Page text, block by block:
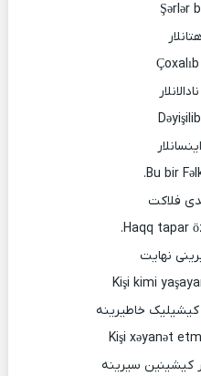
Şərlər
Bu bir
فلاکت
Haqq tapar
نهایت
Kişi kimi
کیشیلیک خاطیرینه
Kişi xəyanət
کیشینین سیرینه